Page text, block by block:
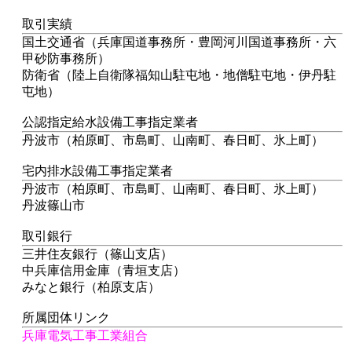
取引実績
国土交通省（兵庫国道事務所・豊岡河川国道事務所・六
甲砂防事務所）
防衛省（陸上自衛隊福知山駐屯地・地僧駐屯地・伊丹駐
屯地）
公認指定給水設備工事指定業者
丹波市（柏原町、市島町、山南町、春日町、氷上町）
宅内排水設備工事指定業者
丹波市（柏原町、市島町、山南町、春日町、氷上町）
丹波篠山市
取引銀行
三井住友銀行（篠山支店）
中兵庫信用金庫（青垣支店）
みなと銀行（柏原支店）
所属団体リンク
兵庫電気工事工業組合